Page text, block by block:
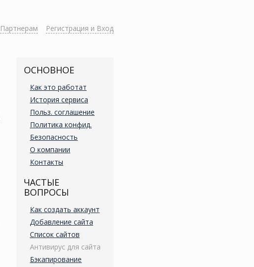
Партнерам Регистрация и Вход
ОСНОВНОЕ
Как это работат
История сервиса
Польз. соглашение
Политика конфид.
Безопасность
О компании
Контакты
ЧАСТЫЕ
ВОПРОСЫ
Как создать аккаунт
Добавление сайта
Список сайтов
Антивирус для сайта
Бэкапирование